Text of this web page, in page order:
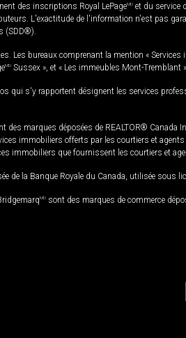
des inscriptions Royal LePageMD et du service
L'exactitude de l'information n'est pas
(SDD®).
Les bureaux comprenant la mention « Services
MD Sussex », et « Les immeubles Mont-Tremblant
qui s'y rapportent désignent les services
des marques déposées de REALTOR®
immobiliers offerts par les courtiers et
immobiliers que fournissent les courtiers et
de la Banque Royale du Canada, utilisée sous
MD sont des marques de commerce